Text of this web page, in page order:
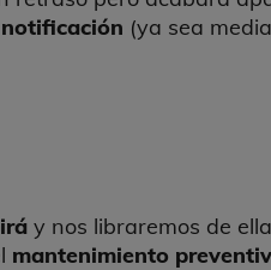
(ya sea
y nos libraremos de
mantenimiento